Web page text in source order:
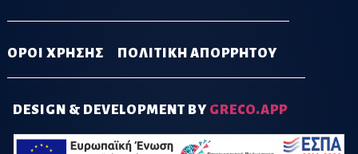
ΟΡΟΙ ΧΡΗΣΗΣ ΠΟΛΙΤΙΚΗ ΑΠΟΡΡΗΤΟΥ
DESIGN & DEVELOPMENT BY GRECO.APP